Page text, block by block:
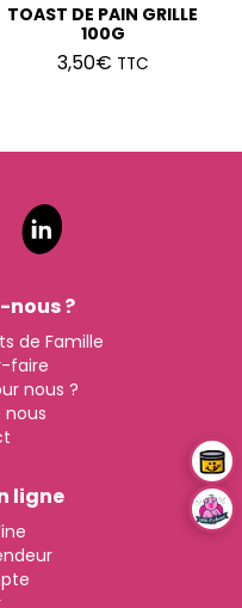
TOAST DE PAIN GRILLE
100G
3,50€ TTC
nous ?
de Famille
faire
nous ?
nous
ligne